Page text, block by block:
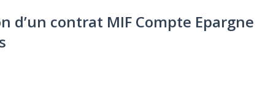
contrat MIF Compte Epargne